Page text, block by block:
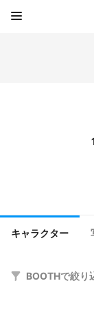
キャラクター
BOOTHで絞り